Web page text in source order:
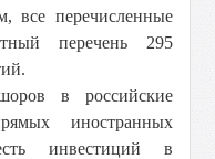
все перечисленные
перечень 295
в российские
иностранных
инвестиций в